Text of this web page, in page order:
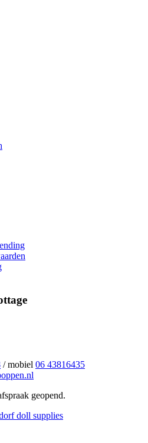
/ mobiel 06 43816435
geopend.
doll supplies